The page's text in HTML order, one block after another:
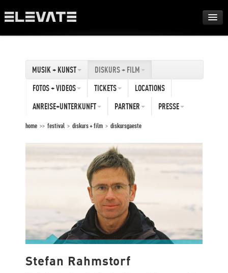
AWARDS
ABOUT
MUSIK + KUNST
DISKURS + FILM
FOTOS + VIDEOS
TICKETS
LOCATIONS
ANREISE+UNTERKUNFT
PARTNER PRESSE
home >> festival > diskurs + film > diskursgaeste
Stefan Rahmstorf